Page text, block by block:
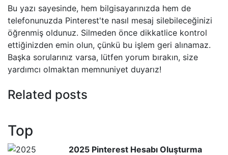
Bu yazı sayesinde, hem bilgisayarınızda hem de
telefonunuzda Pinterest'te nasıl mesaj silebileceğinizi
öğrenmiş oldunuz. Silmeden önce dikkatlice kontrol
ettiğinizden emin olun, çünkü bu işlem geri alınamaz.
Başka sorularınız varsa, lütfen yorum bırakın, size
yardımcı olmaktan memnuniyet duyarız!
Related posts
Top
2025 Pinterest Hesabı Oluşturma